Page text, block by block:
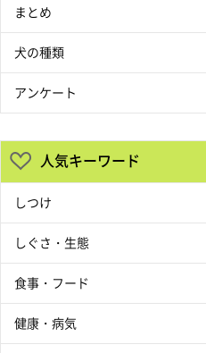
まとめ
犬の種類
アンケート
人気キーワード
しつけ
しぐさ・生態
食事・フード
健康・病気